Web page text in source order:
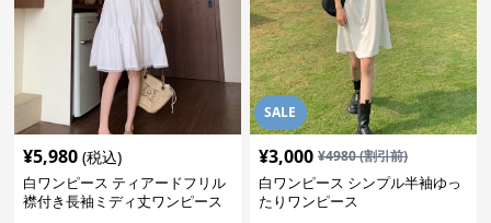
¥5,980 (税込)
白ワンピース ティアードフリル
襟付き長袖ミディ丈ワンピース
SALE
¥3,000 ¥4980(割引前)
白ワンピース シンプル半袖ゆっ
たりワンピース